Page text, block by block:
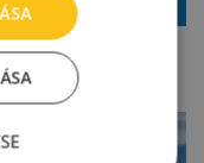
ingatlanpiaci